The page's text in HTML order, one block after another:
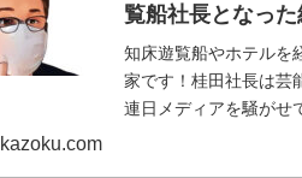
覧船社長となった
知床遊覧船やホテルを
家です！桂田社長は芸
連日メディアを騒がせ